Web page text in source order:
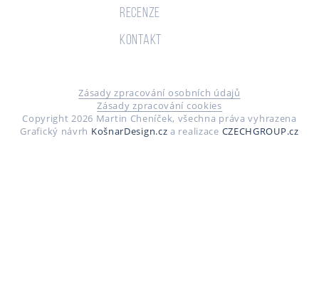
Recenze
Kontakt
Zásady zpracování osobních údajů
Zásady zpracování cookies
Copyright 2026 Martin Cheníček, všechna práva vyhrazena
Grafický návrh KošnarDesign.cz a realizace CZECHGROUP.cz